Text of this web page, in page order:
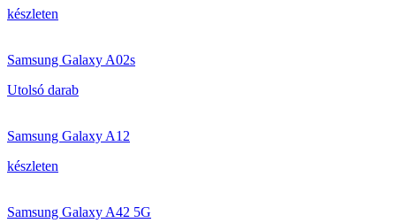
készleten
Samsung Galaxy A02s
Utolsó darab
Samsung Galaxy A12
készleten
Samsung Galaxy A42 5G